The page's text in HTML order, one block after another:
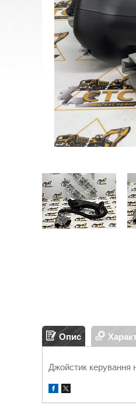
Опис
Джойстик керування